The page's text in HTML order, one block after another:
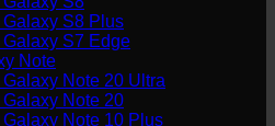
S8 Plus
S7 Edge
Note
Note 20 Ultra
Note 20
Note 10 Plus